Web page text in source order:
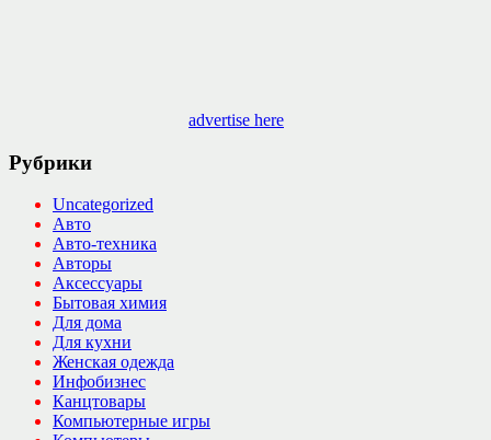
advertise here
Рубрики
Uncategorized
Авто
Авто-техника
Авторы
Аксессуары
Бытовая химия
Для дома
Для кухни
Женская одежда
Инфобизнес
Канцтовары
Компьютерные игры